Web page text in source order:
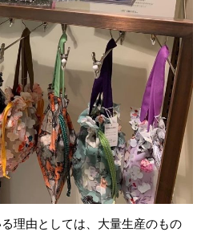
理由としては、大量生産のもの